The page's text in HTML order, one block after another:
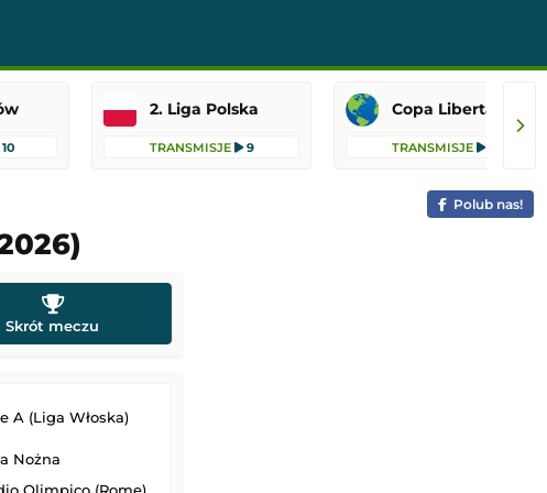
2. Liga Polska
TRANSMISJE 9 TRANSMISJE 8
Polub nas!
Nikozja
Skrót meczu
A (Liga Włoska)
Nożna